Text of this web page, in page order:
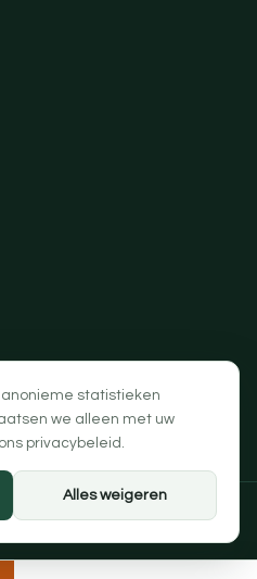
statistieken
we alleen met uw
privacybeleid .
Alles weigeren